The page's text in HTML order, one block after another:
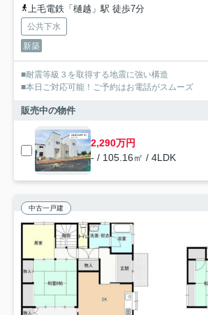
上毛電鉄「樋越」駅 徒歩7分
公共下水
新築
■耐震等級３を取得する地震に強い構造
■本日ご対応可能！ご予約はお電話がスムーズ
販売中の物件
2,290万円
- / 105.16㎡ / 4LDK
中古一戸建